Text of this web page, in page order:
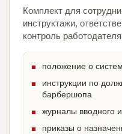
Комплект для
инструктажи,
контроль
положение о
инструкции по
барбершопа
журналы вводного
приказы о